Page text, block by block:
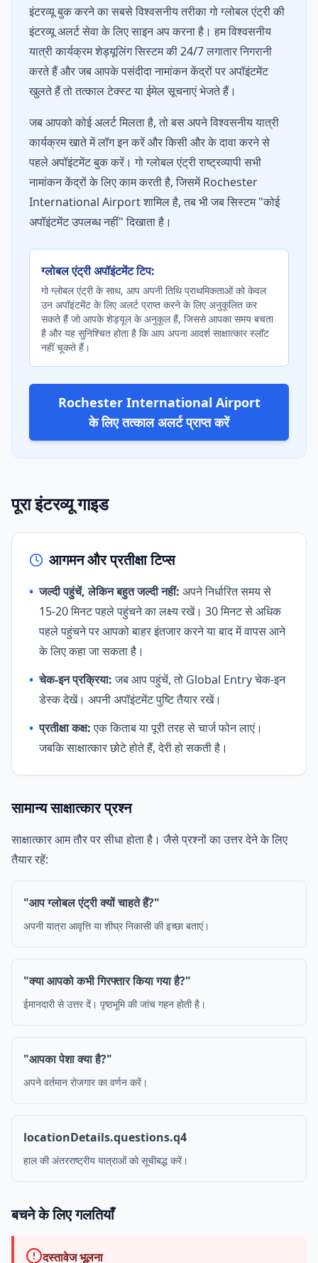
इंटरव्यू बुक करने का सबसे विश्वसनीय तरीका गो ग्लोबल एंट्री की
इंटरव्यू अलर्ट सेवा के लिए साइन अप करना है। हम विश्वसनीय
यात्री कार्यक्रम शेड्यूलिंग सिस्टम की 24/7 लगातार निगरानी
करते हैं और जब आपके पसंदीदा नामांकन केंद्रों पर अपॉइंटमेंट
खुलते हैं तो तत्काल टेक्स्ट या ईमेल सूचनाएं भेजते हैं।
जब आपको कोई अलर्ट मिलता है, तो बस अपने विश्वसनीय यात्री
कार्यक्रम खाते में लॉग इन करें और किसी और के दावा करने से
पहले अपॉइंटमेंट बुक करें। गो ग्लोबल एंट्री राष्ट्रव्यापी सभी
नामांकन केंद्रों के लिए काम करती है, जिसमें Rochester
International Airport शामिल है, तब भी जब सिस्टम "कोई
अपॉइंटमेंट उपलब्ध नहीं" दिखाता है।
ग्लोबल एंट्री अपॉइंटमेंट टिप:
गो ग्लोबल एंट्री के साथ, आप अपनी तिथि प्राथमिकताओं को केवल
उन अपॉइंटमेंट के लिए अलर्ट प्राप्त करने के लिए अनुकूलित कर
सकते हैं जो आपके शेड्यूल के अनुकूल हैं, जिससे आपका समय बचता
है और यह सुनिश्चित होता है कि आप अपना आदर्श साक्षात्कार स्लॉट
नहीं चूकते हैं।
Rochester International Airport
के लिए तत्काल अलर्ट प्राप्त करें
पूरा इंटरव्यू गाइड
आगमन और प्रतीक्षा टिप्स
• जल्दी पहुंचें, लेकिन बहुत जल्दी नहीं: अपने निर्धारित समय से
15-20 मिनट पहले पहुंचने का लक्ष्य रखें। 30 मिनट से अधिक
पहले पहुंचने पर आपको बाहर इंतजार करने या बाद में वापस आने
के लिए कहा जा सकता है।
• चेक-इन प्रक्रिया:जब आप पहुंचें, तो Global Entry चेक-इन
डेस्क देखें। अपनी अपॉइंटमेंट पुष्टि तैयार रखें।
• प्रतीक्षा कक्ष:एक किताब या पूरी तरह से चार्ज फोन लाएं।
जबकि साक्षात्कार छोटे होते हैं, देरी हो सकती है।
सामान्य साक्षात्कार प्रश्न
साक्षात्कार आम तौर पर सीधा होता है। जैसे प्रश्नों का उत्तर देने के लिए
तैयार रहें:
"आप ग्लोबल एंट्री क्यों चाहते हैं?"
अपनी यात्रा आवृत्ति या शीघ्र निकासी की इच्छा बताएं।
"क्या आपको कभी गिरफ्तार किया गया है?"
ईमानदारी से उत्तर दें। पृष्ठभूमि की जांच गहन होती है।
"आपका पेशा क्या है?"
अपने वर्तमान रोजगार का वर्णन करें।
locationDetails.questions.q4
हाल की अंतरराष्ट्रीय यात्राओं को सूचीबद्ध करें।
बचने के लिए गलतियाँ
दस्तावेज भूलना